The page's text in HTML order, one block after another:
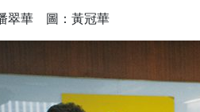
翠華 圖：黃冠華